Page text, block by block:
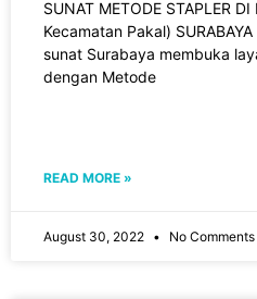
SUNAT METODE STAPLER
Kecamatan Pakal)
sunat Surabaya membuka
dengan Metode
READ MORE »
August 30, 2022 No Comments